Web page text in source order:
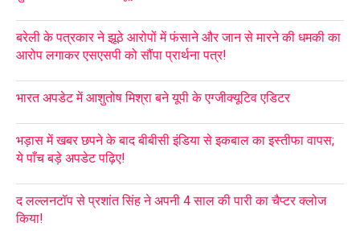
बरेली के पत्रकार ने झूठे आरोपों में फंसाने और जान से मारने की धमकी का
आरोप लगाकर एसएसपी को सौंपा प्रार्थना पत्र!
भारत अपडेट में आशुतोष मिश्रा बने यूपी के एग्जीक्यूटिव एडिटर
भड़ास में खबर छपने के बाद बीबीसी इंडिया से इकबाल का इस्तीफा वापस;
ये पाँच बड़े अपडेट पढ़िए!
द लल्लनटॉप से प्रशांत सिंह ने अपनी 4 साल की पारी का चैप्टर क्लोज
किया!